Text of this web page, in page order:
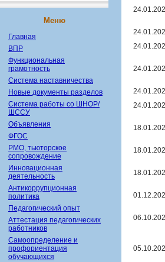
Меню
Главная
ВПР
Функциональная
грамотность
Система наставничества
Новые документы разделов
Система работы со ШНОР/
ШССУ
Объявления
ФГОС
РМО, тьюторское
сопровождение
Инновационная
деятельность
Антикоррупционная
политика
Педагогический опыт
Аттестация педагогических
работников
Самоопределение и
профориентация
обучающихся